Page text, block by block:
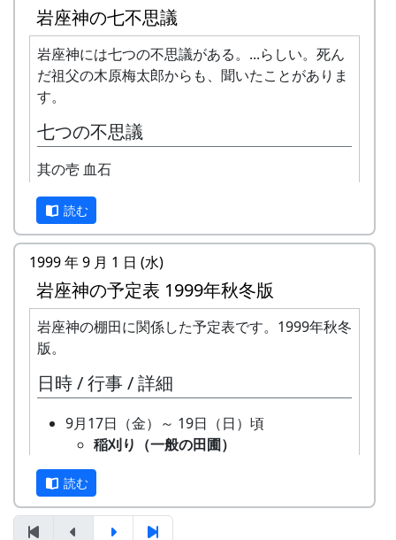
岩座神は「日本の棚田百選」にも選ばれた棚田の
村です。
1997年から岩座神では「棚田オーナー制度」が始
まりました。
「棚田」とはどんなものか、「棚田オーナー制
度」とはどういうものか、ちょっと見ていって下
※ 以下は、主として1997年に作成し、1998年、
1999年、2002年に若干の加筆を行ったもので
す。
棚田オーナー制度とは
まじめに農業に取り組み、自然とふれあう勇気を
りを楽しむだけでなく、美しい景観を誇る岩座神
地区をみんなで守っていくことに積極的に協力し
てもらうために始められた。1区画100平方mで
10区画を募集した。会費は5万円。
「加美町への想い」「志望動機」「自己アピー
ル」などの作文を含む申し込みアンケートを書類
選考し、10組が選ばれた。
岩座神の七不思議
岩座神には七つの不思議がある。...らしい。死ん
だ祖父の木原梅太郎からも、聞いたことがありま
す。
七つの不思議
其の壱 血石
読む
1999 年 9 月 1 日 (水)
岩座神の予定表 1999年秋冬版
岩座神の棚田に関係した予定表です。1999年秋冬
版。
日時 / 行事 / 詳細
9月17日（金）～ 19日（日）頃
稲刈り（一般の田圃）
そのまま乾燥機に放り込みます。
9月26日（日）
読む